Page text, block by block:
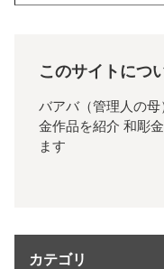
このサイトにつ
バアバ（管理人の
金作品を紹介 和彫
ます
カテゴリ